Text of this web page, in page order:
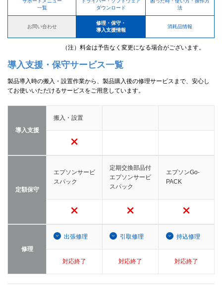
一覧
ダウンロード
法
お問い合わせ
修理・保守・
導入支援情報
消耗品情報
（注）料金は予告なく変更になる場合がございます。
導入支援・保守サービス一覧
製品導入時の搬入・設置作業から、製品購入後の修理サービスまで、安心し
てお使いいただけるサービスをご用意しています。
導入支援
搬入・設置
定額保守
エプソンサービ
スパック
定期交換部品付
エプソンサービ
スパック
エプソンGo-
PACK
修理
出張修理 引取修理 持込修理
対応終了 対応終了 対応終了